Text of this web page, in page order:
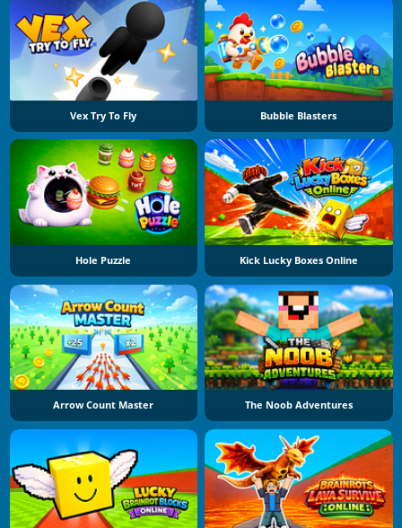
Vex Try To Fly Bubble Blasters
Hole Puzzle Kick Lucky Boxes Online
Arrow Count Master The Noob Adventures